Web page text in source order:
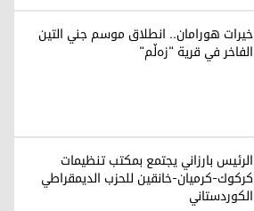
خيرات هورامان.. انطلاق موسم جني التين
الفاخر في قرية "زەڵم"
الرئيس بارزاني يجتمع بمكتب تنظيمات
كركوك-كرميان-خانقين للحزب الديمقراطي
الكوردستاني